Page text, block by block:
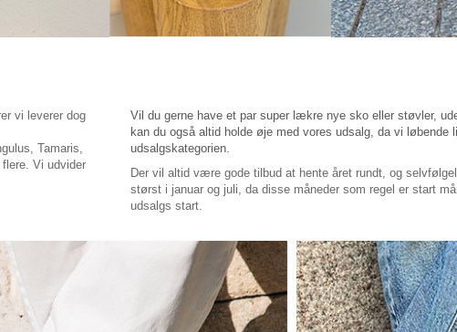
vi leverer dog
Tamaris,
Vi udvider
Vil du gerne have et par super lækre nye sko eller støvler,
kan du også altid holde øje med vores udsalg, da vi løbende
udsalgskategorien.
Der vil altid være gode tilbud at hente året rundt, og
størst i januar og juli, da disse måneder som regel er start
udsalgs start.